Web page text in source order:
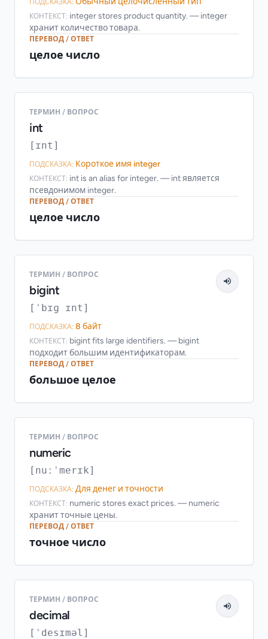
КОНТЕКСТ: integer stores product quantity. — integer
хранит количество товара.
ПЕРЕВОД / ОТВЕТ
целое число
ТЕРМИН / ВОПРОС
int
[ɪnt]
ПОДСКАЗКА: Короткое имя integer
КОНТЕКСТ: int is an alias for integer. — int является
псевдонимом integer.
ПЕРЕВОД / ОТВЕТ
целое число
ТЕРМИН / ВОПРОС
bigint
[ˈbɪɡ ɪnt]
ПОДСКАЗКА: 8 байт
КОНТЕКСТ: bigint fits large identifiers. — bigint
подходит большим идентификаторам.
ПЕРЕВОД / ОТВЕТ
большое целое
ТЕРМИН / ВОПРОС
numeric
[nuːˈmerɪk]
ПОДСКАЗКА: Для денег и точности
КОНТЕКСТ: numeric stores exact prices. — numeric
хранит точные цены.
ПЕРЕВОД / ОТВЕТ
точное число
ТЕРМИН / ВОПРОС
decimal
[ˈdesɪməl]